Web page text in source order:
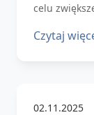
celu
Czytaj
02.11.2025